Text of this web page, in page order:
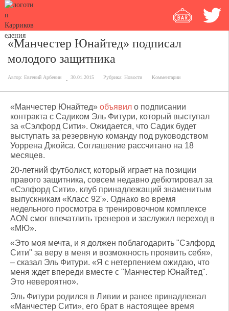
«Манчестер Юнайтед» подписал
молодого защитника
Автор: Евгений Арбенин 30.01.2015 Рубрика: Новости Комментарии
«Манчестер Юнайтед» объявил о подписании
контракта с Садиком Эль Фитури, который выступал
за «Сэлфорд Сити». Ожидается, что Садик будет
выступать за резервную команду под руководством
Уоррена Джойса. Соглашение рассчитано на 18
месяцев.
20-летний футболист, который играет на позиции
правого защитника, совсем недавно дебютировал за
«Сэлфорд Сити», клуб принадлежащий знаменитым
выпускникам «Класс 92'». Однако во время
недельного просмотра в тренировочном комплексе
AON смог впечатлить тренеров и заслужил переход в
«МЮ».
«Это моя мечта, и я должен поблагодарить "Сэлфорд
Сити" за веру в меня и возможность проявить себя»,
– сказал Эль Фитури. «Я с нетерпением ожидаю, что
меня ждет впереди вместе с "Манчестер Юнайтед".
Это невероятно».
Эль Фитури родился в Ливии и ранее принадлежал
«Манчестер Сити», его брат в настоящее время